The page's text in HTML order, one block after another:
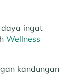
daya ingat
Wellness
kandungan